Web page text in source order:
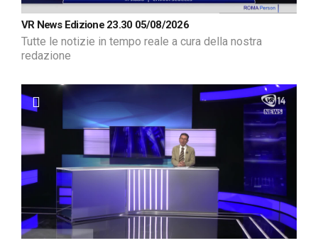
VR News Edizione 23.30 05/08/2026
Tutte le notizie in tempo reale a cura della nostra
redazione